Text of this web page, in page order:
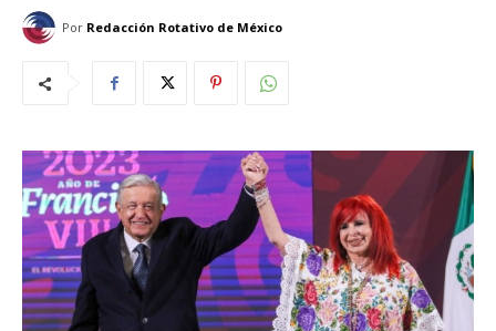
Por Redacción Rotativo de México